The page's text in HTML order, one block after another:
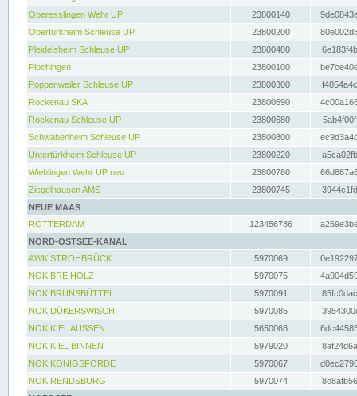
Oberesslingen Wehr UP
23800140
Obertürkheim Schleuse UP
23800200
Pleidelsheim Schleuse UP
23800400
Plochingen
23800100
Poppenweiler Schleuse UP
23800300
Rockenau SKA
23800690
Rockenau Schleuse UP
23800680
Schwabenheim Schleuse UP
23800800
Untertürkheim Schleuse UP
23800220
Wieblingen Wehr UP neu
23800780
Ziegelhausen AMS
23800745
NEUE MAAS
ROTTERDAM
123456786
NORD-OSTSEE-KANAL
AWK STROHBRÜCK
5970069
NOK BREIHOLZ
5970075
NOK BRUNSBÜTTEL
5970091
NOK DÜKERSWISCH
5970085
NOK KIEL AUSSEN
5650068
NOK KIEL BINNEN
5979020
NOK KÖNIGSFÖRDE
5970067
NOK RENDSBURG
5970074